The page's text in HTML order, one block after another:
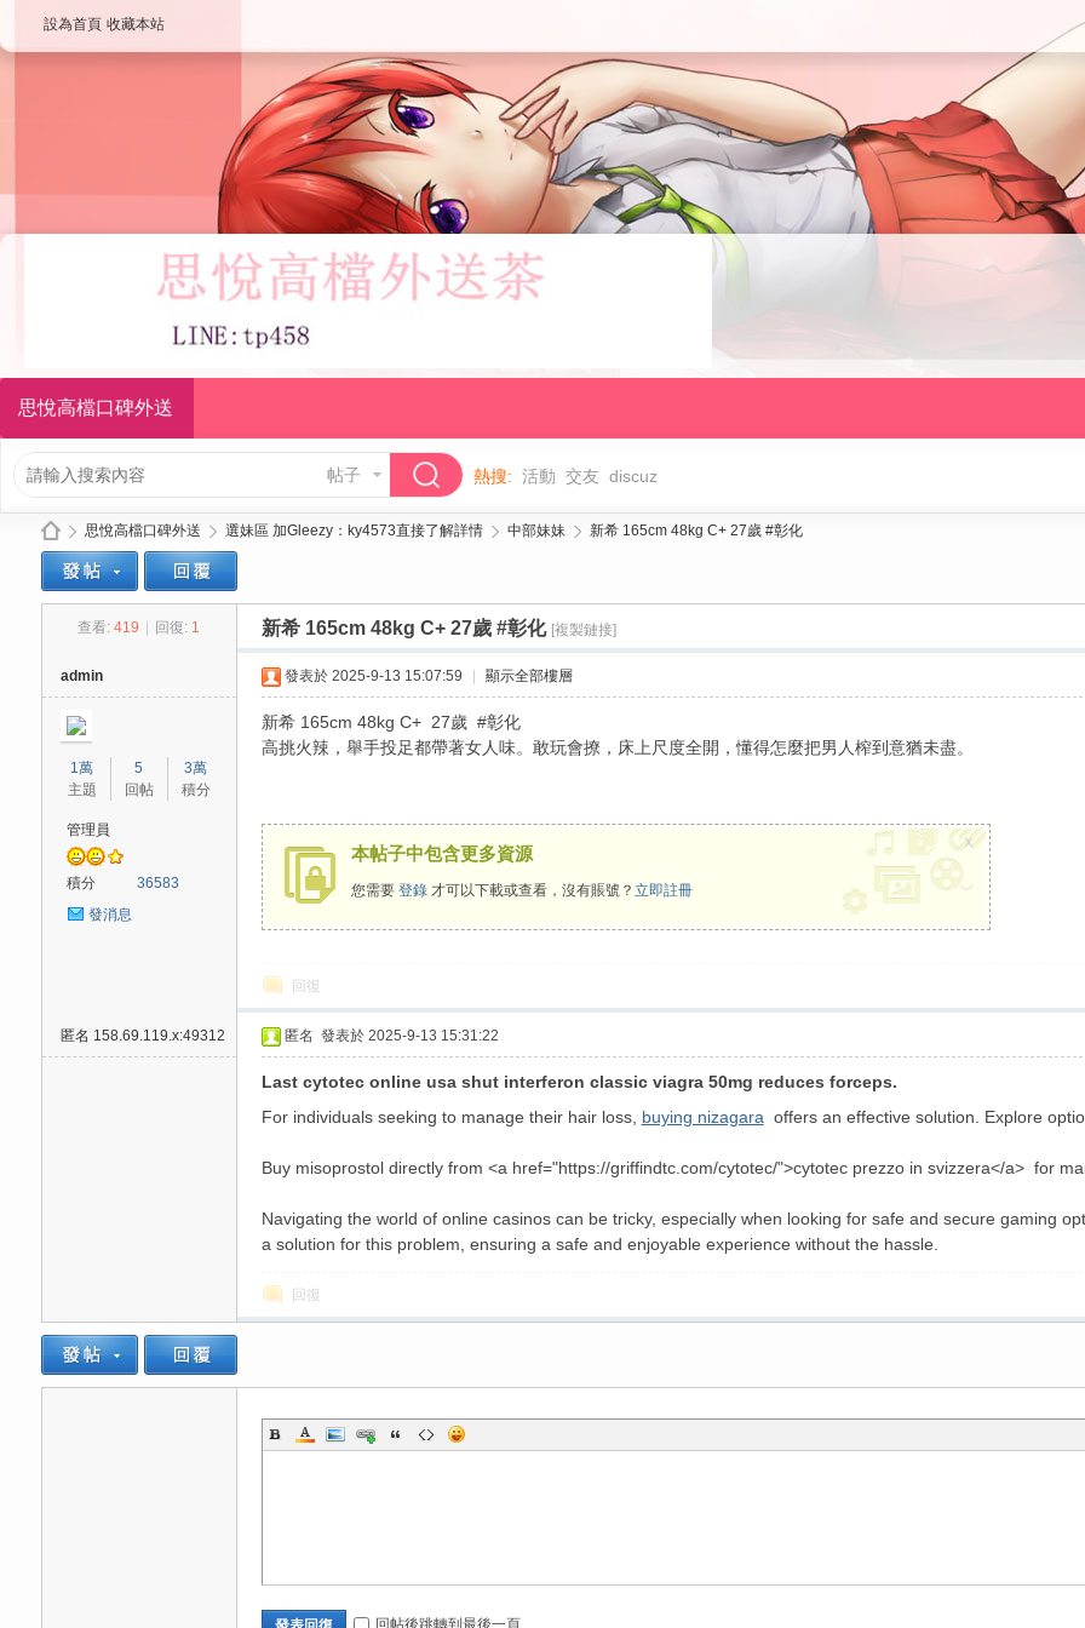
設為首頁 收藏本站
思悅高檔口碑外送
帖子 熱搜: 活動 交友 discuz
思悅高檔口碑外送 選妹區 加Gleezy：ky4573直接了解詳情
›
中部妹妹
›
新希 165cm 48kg C+ 27歲 #彰化
查看: 419 回復: 1 新希 165cm 48kg C+ 27歲 #彰化 [複製鏈接]
admin
1萬
主題
5
回帖
3萬
積分
管理員
積分
36583
發消息
發表於 2025-9-13 15:07:59 顯示全部樓層
新希 165cm 48kg C+ 27歲 #彰化
高挑火辣，舉手投足都帶著女人味。敢玩會撩，床上尺度全開，懂得怎麼把男人榨到意猶未盡。
本帖子中包含更多資源
您需要 登錄才可以下載或查看，沒有賬號？ 立即註冊
x
回復
匿名 158.69.119.x:49312 匿名 發表於 2025-9-13 15:31:22
Last cytotec online usa shut interferon classic viagra 50mg reduces forceps.
For individuals seeking to manage their hair loss, buying nizagara offers an effective solution. Explore
Buy misoprostol directly from <a href="https://griffindtc.com/cytotec/">cytotec prezzo in svizzera</a> for
Navigating the world of online casinos can be tricky, especially when looking for safe and secure gaming
a solution for this problem, ensuring a safe and enjoyable experience without the hassle.
回復
回帖後跳轉到最後一頁